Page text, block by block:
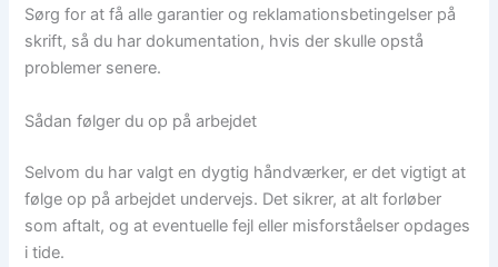
Sørg for at få alle garantier og reklamationsbetingelser på
skrift, så du har dokumentation, hvis der skulle opstå
problemer senere.
Sådan følger du op på arbejdet
Selvom du har valgt en dygtig håndværker, er det vigtigt at
følge op på arbejdet undervejs. Det sikrer, at alt forløber
som aftalt, og at eventuelle fejl eller misforståelser opdages
i tide.